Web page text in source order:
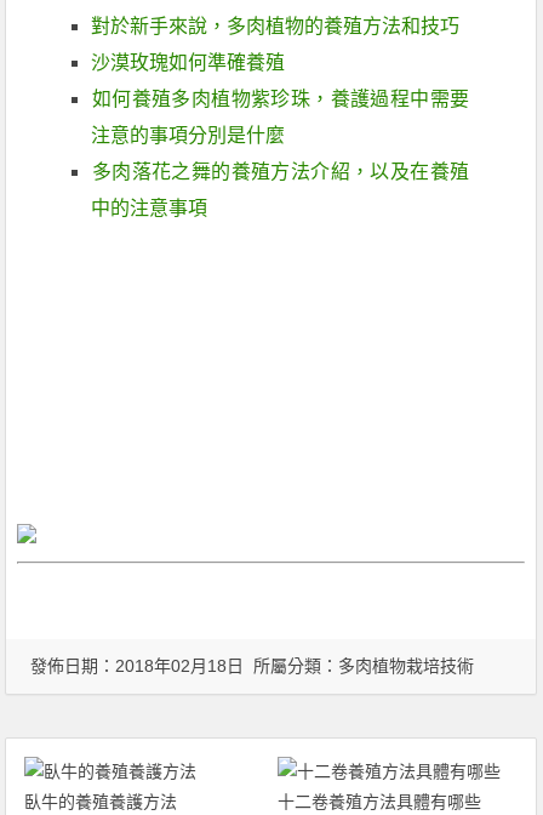
對於新手來說，多肉植物的養殖方法和技巧
沙漠玫瑰如何準確養殖
如何養殖多肉植物紫珍珠，養護過程中需要
注意的事項分別是什麼
多肉落花之舞的養殖方法介紹，以及在養殖
中的注意事項
發佈日期：2018年02月18日 所屬分類： 多肉植物栽培技術
臥牛的養殖養護方法 十二卷養殖方法具體有哪些